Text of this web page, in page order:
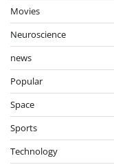
Movies
Neuroscience
news
Popular
Space
Sports
Technology